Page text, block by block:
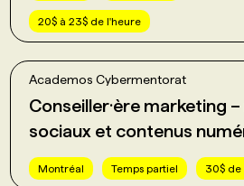
20$ à 23$ de l'heure
Academos Cybermentorat
Conseiller·ère marketing
sociaux et contenus
Montréal Temps partiel 30$ de